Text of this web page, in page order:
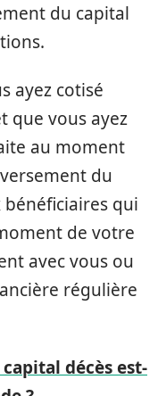
du capital
ayez cotisé
que vous ayez
au moment
du
qui
de votre
avec vous ou
régulière
capital décès est-